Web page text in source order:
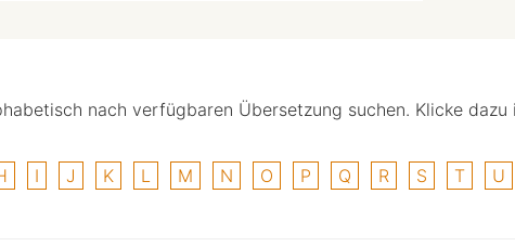
nach verfügbaren Übersetzung suchen. Klicke
I J K L M N O P Q R S T U